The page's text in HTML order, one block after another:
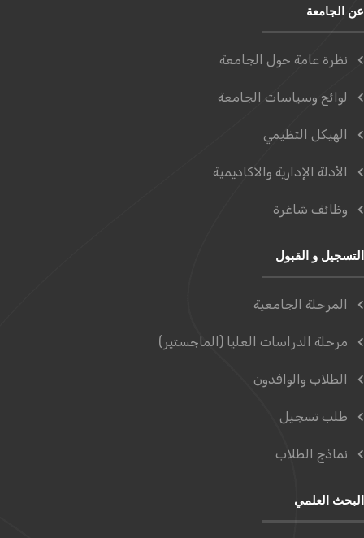
عن الجامعة
نظرة عامة حول الجامعة
لوائح وسياسات الجامعة
الهيكل التظيمي
الأدلة الإدارية والاكاديمية
وظائف شاغرة
التسجيل و القبول
المرحلة الجامعية
مرحلة الدراسات العليا (الماجستير)
الطلاب والوافدون
طلب تسجيل
نماذج الطلاب
البحث العلمي